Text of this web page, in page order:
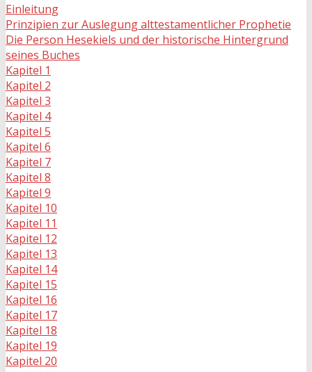
Einleitung
Prinzipien zur Auslegung alttestamentlicher Prophetie
Die Person Hesekiels und der historische Hintergrund
seines Buches
Kapitel 1
Kapitel 2
Kapitel 3
Kapitel 4
Kapitel 5
Kapitel 6
Kapitel 7
Kapitel 8
Kapitel 9
Kapitel 10
Kapitel 11
Kapitel 12
Kapitel 13
Kapitel 14
Kapitel 15
Kapitel 16
Kapitel 17
Kapitel 18
Kapitel 19
Kapitel 20